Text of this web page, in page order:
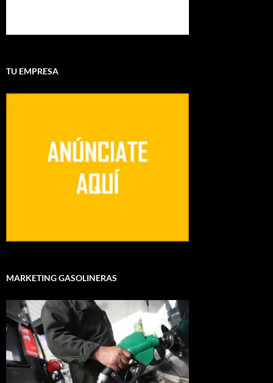
TU EMPRESA
MARKETING GASOLINERAS